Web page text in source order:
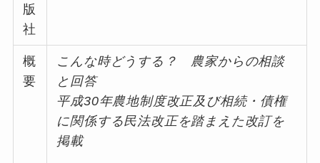
版
社
概
要
こんな時どうする？ 農家からの相談
と回答
平成30年農地制度改正及び相続・債権
に関係する民法改正を踏まえた改訂を
掲載